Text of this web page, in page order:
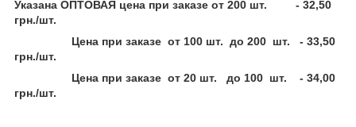
Указана ОПТОВАЯ цена при заказе от 200 шт. - 32,50
грн./шт.
Цена при заказе от 100 шт. до 200 шт. - 33,50
грн./шт.
Цена при заказе от 20 шт. до 100 шт. - 34,00
грн./шт.